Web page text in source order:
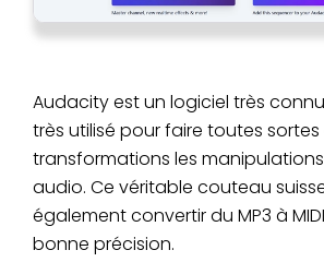
Audacity est un logiciel très
très utilisé pour faire toutes sortes
transformations les manipulations
audio. Ce véritable couteau
également convertir du MP3 à
bonne précision.